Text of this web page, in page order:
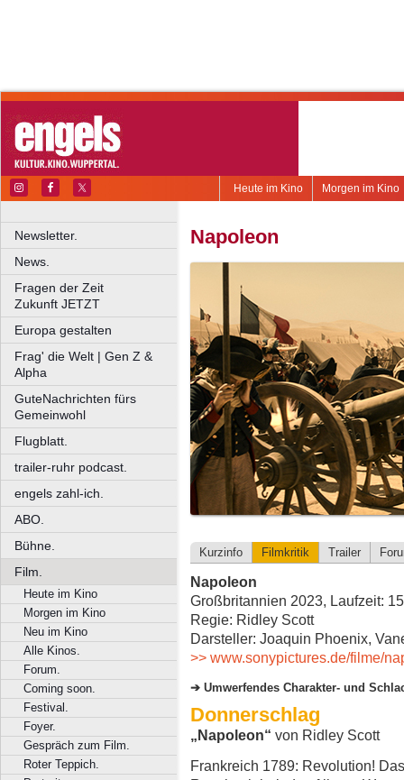
Morgen im Kino
Heute im Kino
Newsletter.
News.
Fragen der Zeit
Zukunft JETZT
Europa gestalten
Frag' die Welt | Gen Z &
Alpha
GuteNachrichten fürs
Gemeinwohl
Flugblatt.
trailer-ruhr podcast.
engels zahl-ich.
ABO.
Bühne.
Film.
Heute im Kino
Morgen im Kino
Neu im Kino
Alle Kinos.
Forum.
Coming soon.
Festival.
Foyer.
Gespräch zum Film.
Roter Teppich.
Napoleon
Kurzinfo Filmkritik Trailer
Napoleon
Großbritannien 2023, Laufzeit:
Regie: Ridley Scott
Darsteller: Joaquin Phoenix,
>> www.sonypictures.de/filme/
Umwerfendes Charakter- und
Donnerschlag
„Napoleon“ von Ridley Scott
Frankreich 1789: Revolution!